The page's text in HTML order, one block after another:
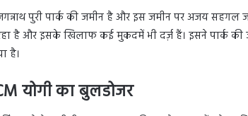
पुरी पार्क की जमीन है और इस जमीन पर अजय सहगल
है और इसके खिलाफ कई मुकदमें भी दर्ज़ हैं। इसने पार्क
है।
योगी का बुलडोजर